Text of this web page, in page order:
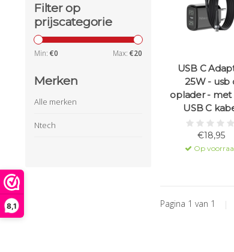
8,1
Filter op
prijscategorie
Min: €0 Max: €20
Merken
Alle merken
Ntech
USB C
25W - usb
oplader - met
USB C
€18,95
Op
Pagina 1 van 1 |